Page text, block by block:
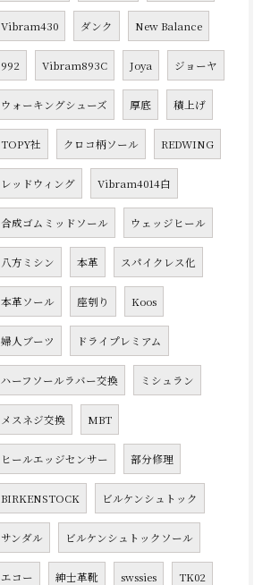
Vibram430 ダンク New Balance
992 Vibram893C Joya ジョーヤ
ウォーキングシューズ 厚底 積上げ
TOPY社 クロコ柄ソール REDWING
レッドウィング Vibram4014白
合成ゴムミッドソール ウェッジヒール
八方ミシン 本革 スパイクレス化
本革ソール 座刳り Koos
婦人ブーツ ドライプレミアム
ハーフソールラバー交換 ミシュラン
メスネジ交換 MBT
ヒールエッジセンサー 部分修理
BIRKENSTOCK ビルケンシュトック
サンダル ビルケンシュトックソール
エコー 紳士革靴 swssies TK02